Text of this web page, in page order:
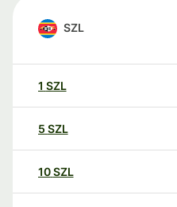
SZL
1 SZL
5 SZL
10SZL